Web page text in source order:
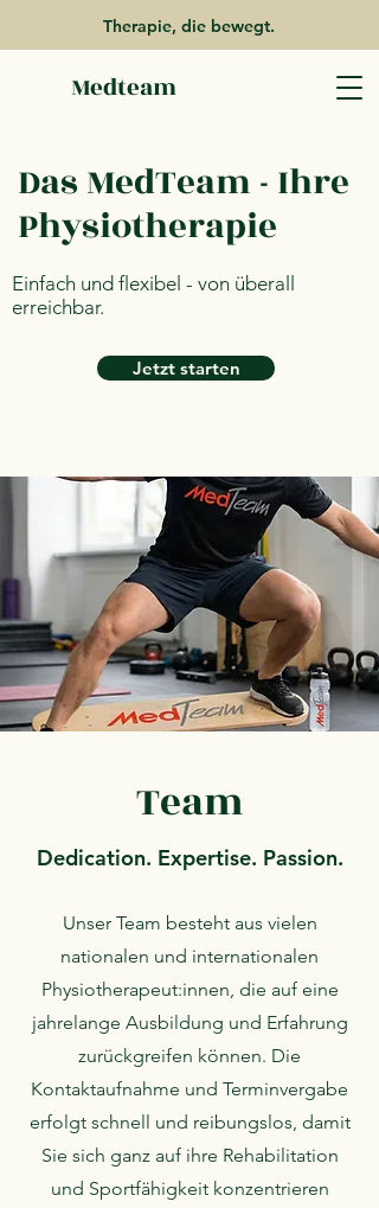
Therapie, die bewegt.
Medteam
Das MedTeam - Ihre
Physiotherapie
Einfach und flexibel - von überall
erreichbar.
Jetzt starten
Team
Dedication. Expertise. Passion.
Unser Team besteht aus vielen
nationalen und internationalen
Physiotherapeut:innen, die auf eine
jahrelange Ausbildung und Erfahrung
zurückgreifen können. Die
Kontaktaufnahme und Terminvergabe
erfolgt schnell und reibungslos, damit
Sie sich ganz auf ihre Rehabilitation
und Sportfähigkeit konzentrieren